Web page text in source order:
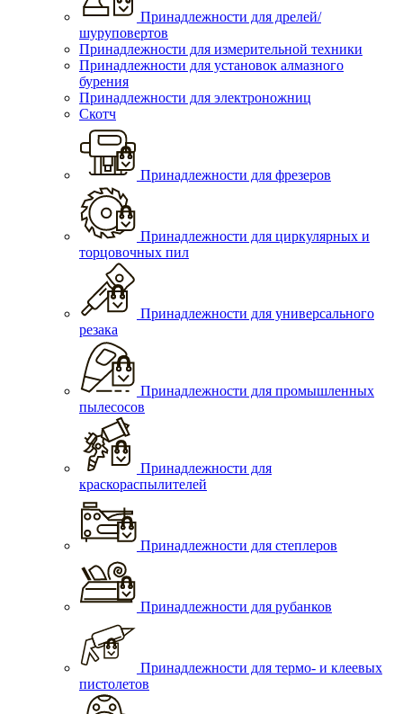
Принадлежности для дрелей/
шуруповертов
Принадлежности для измерительной техники
Принадлежности для установок алмазного
бурения
Принадлежности для электроножниц
Скотч
Принадлежности для фрезеров
Принадлежности для циркулярных и
торцовочных пил
Принадлежности для универсального
резака
Принадлежности для промышленных
пылесосов
Принадлежности для
краскораспылителей
Принадлежности для степлеров
Принадлежности для рубанков
Принадлежности для термо- и клеевых
пистолетов